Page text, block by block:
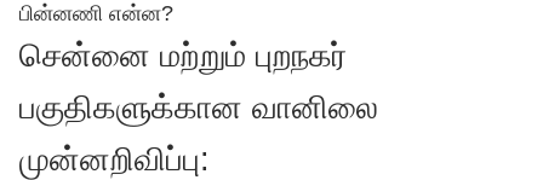
பின்னணி என்ன?
சென்னை மற்றும் புறநகர்
பகுதிகளுக்கான வானிலை
முன்னறிவிப்பு: